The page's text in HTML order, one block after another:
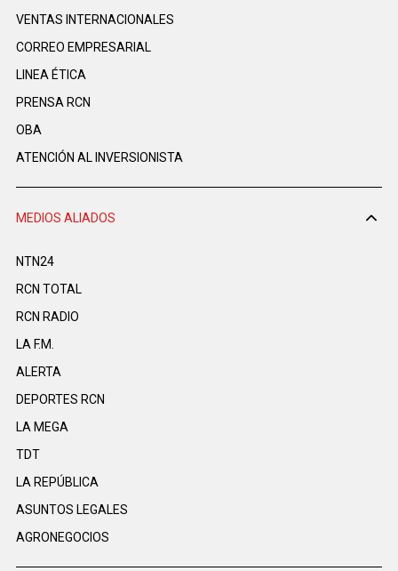
VENTAS INTERNACIONALES
CORREO EMPRESARIAL
LINEA ÉTICA
PRENSA RCN
OBA
ATENCIÓN AL INVERSIONISTA
MEDIOS ALIADOS
NTN24
RCN TOTAL
RCN RADIO
LA F.M.
ALERTA
DEPORTES RCN
LA MEGA
TDT
LA REPÚBLICA
ASUNTOS LEGALES
AGRONEGOCIOS